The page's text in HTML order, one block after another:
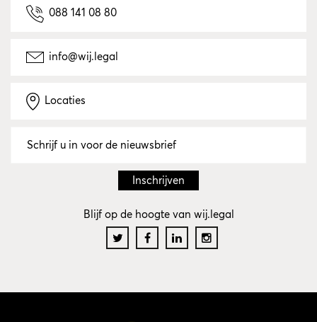
088 141 08 80
info@wij.legal
Locaties
Blijf op de hoogte van wij.legal